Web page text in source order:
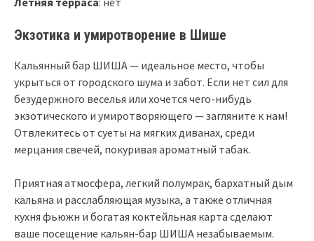
Экзотика и умиротворение в Шише
Кальянный бар ШИША — идеальное место, чтобы
укрыться от городского шума и забот. Если нет сил для
безудержного веселья или хочется чего-нибудь
экзотического и умиротворяющего — загляните к нам!
Отвлекитесь от суеты на мягких диванах, среди
мерцания свечей, покуривая ароматный табак.
Приятная атмосфера, легкий полумрак, бархатный дым
кальяна и расслабляющая музыка, а также отличная
кухня фьюжн и богатая коктейльная карта сделают
ваше посещение кальян-бар ШИША незабываемым.